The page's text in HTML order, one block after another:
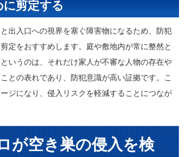
に剪定する
出入口への視界を塞ぐ障害物になるため、防犯
定をおすすめします。庭や敷地内が常に整然と
いうのは、それだけ家人が不審な人物の存在や
との表れであり、防犯意識が高い証拠です。こ
ジになり、侵入リスクを軽減することにつなが
が空き巣の侵入を検